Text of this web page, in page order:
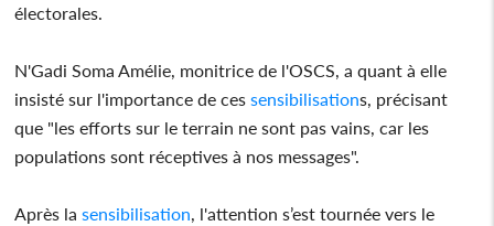
électorales.
N'Gadi Soma Amélie, monitrice de l'OSCS, a quant à elle
insisté sur l'importance de ces sensibilisations, précisant
que "les efforts sur le terrain ne sont pas vains, car les
populations sont réceptives à nos messages".
Après la sensibilisation, l'attention s’est tournée vers le